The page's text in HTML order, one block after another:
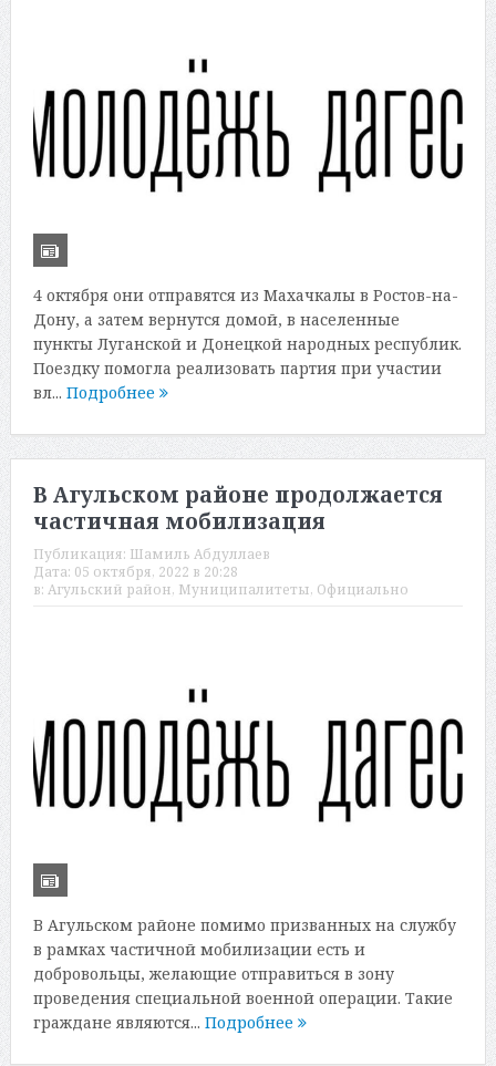
4 октября они отправятся из Махачкалы в Ростов-на-
Дону, а затем вернутся домой, в населенные
пункты Луганской и Донецкой народных республик.
Поездку помогла реализовать партия при участии
вл... Подробнее
В Агульском районе продолжается
частичная мобилизация
Публикация: Шамиль Абдуллаев
Дата: 05 октября, 2022 в 20:28
в: Агульский район, Муниципалитеты, Официально
В Агульском районе помимо призванных на службу
в рамках частичной мобилизации есть и
добровольцы, желающие отправиться в зону
проведения специальной военной операции. Такие
граждане являются... Подробнее